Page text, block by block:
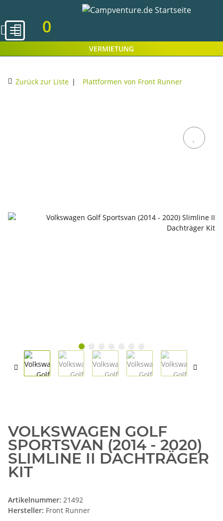
0
VERMIETUNG
Zurück zur Liste Plattformen von Front Runner
VOLKSWAGEN GOLF
SPORTSVAN (2014 - 2020)
SLIMLINE II DACHTRÄGER
KIT
Artikelnummer: 21492
Hersteller: Front Runner